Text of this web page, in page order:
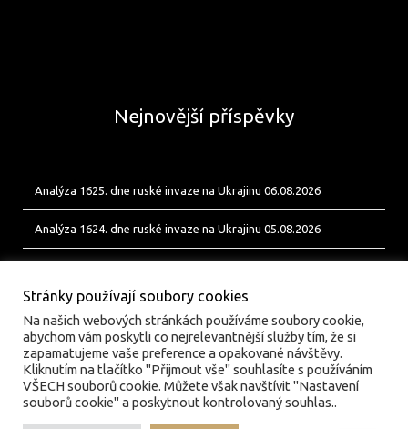
Nejnovější příspěvky
Analýza 1625. dne ruské invaze na Ukrajinu 06.08.2026
Analýza 1624. dne ruské invaze na Ukrajinu 05.08.2026
Stránky používají soubory cookies
Na našich webových stránkách používáme soubory cookie,
abychom vám poskytli co nejrelevantnější služby tím, že si
zapamatujeme vaše preference a opakované návštěvy.
Kliknutím na tlačítko "Přijmout vše" souhlasíte s používáním
VŠECH souborů cookie. Můžete však navštívit "Nastavení
souborů cookie" a poskytnout kontrolovaný souhlas..